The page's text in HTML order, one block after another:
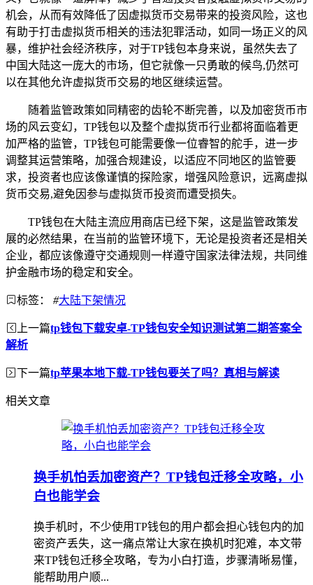
机会，从而有效降低了因虚拟货币交易带来的投资风险，这也
有助于打击虚拟货币相关的违法犯罪活动，如同一场正义的风
暴，维护社会经济秩序，对于TP钱包本身来说，虽然失去了
中国大陆这一庞大的市场，但它就像一只勇敢的候鸟,仍然可
以在其他允许虚拟货币交易的地区继续运营。
随着监管政策如同精密的齿轮不断完善，以及加密货币市
场的风云变幻，TP钱包以及整个虚拟货币行业都将面临着更
加严格的监管，TP钱包可能需要像一位睿智的舵手，进一步
调整其运营策略，加强合规建设，以适应不同地区的监管要
求，投资者也应该像谨慎的探险家，增强风险意识，远离虚拟
货币交易,避免因参与虚拟货币投资而遭受损失。
TP钱包在大陆主流应用商店已经下架，这是监管政策发
展的必然结果，在当前的监管环境下，无论是投资者还是相关
企业，都应该像遵守交通规则一样遵守国家法律法规，共同维
护金融市场的稳定和安全。
标签： #大陆下架情况
上一篇tp钱包下载安卓-TP钱包安全知识测试第二期答案全
解析
下一篇tp苹果本地下载-TP钱包要关了吗？真相与解读
相关文章
换手机怕丢加密资产？TP钱包迁移全攻略，小
白也能学会
换手机时，不少使用TP钱包的用户都会担心钱包内的加
密资产丢失，这一痛点常让大家在换机时犯难，本文带
来TP钱包迁移全攻略，专为小白打造，步骤清晰易懂，
能帮助用户顺...